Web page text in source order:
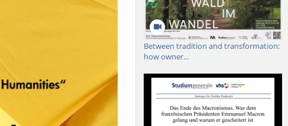
Between tradition and transformation:
how owner...